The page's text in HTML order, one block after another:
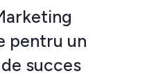
pentru un
succes